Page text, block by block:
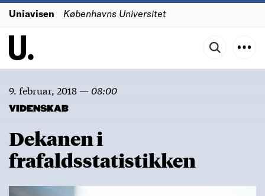
Uniavisen Københavns Universitet
9. februar, 2018 —08:00
VIDENSKAB
Dekanen i
frafaldsstatistikken